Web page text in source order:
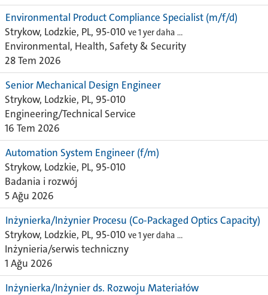
Environmental Product Compliance Specialist (m/f/d)
Strykow, Lodzkie, PL, 95-010 ve 1 yer daha …
Environmental, Health, Safety & Security
28 Tem 2026
Senior Mechanical Design Engineer
Strykow, Lodzkie, PL, 95-010
Engineering/Technical Service
16 Tem 2026
Automation System Engineer (f/m)
Strykow, Lodzkie, PL, 95-010
Badania i rozwój
5 Ağu 2026
Inżynierka/Inżynier Procesu (Co-Packaged Optics Capacity)
Strykow, Lodzkie, PL, 95-010 ve 1 yer daha …
Inżynieria/serwis techniczny
1 Ağu 2026
Inżynierka/Inżynier ds. Rozwoju Materiałów